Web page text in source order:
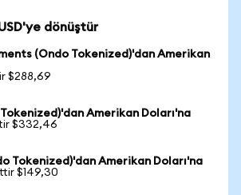
dönüştür
(Ondo Tokenized)'dan Amerikan
$288,69
Amerikan Doları'na
$332,46
Tokenized)'dan Amerikan Doları'na
$149,30